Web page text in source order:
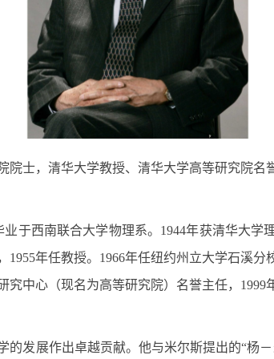
士，清华大学教授、清华大学高等研究院名
于西南联合大学物理系。1944年获清华大
1955年任教授。1966年任纽约州立大学石溪
中心（现名为高等研究院）名誉主任，
发展作出卓越贡献。他与米尔斯提出的“杨